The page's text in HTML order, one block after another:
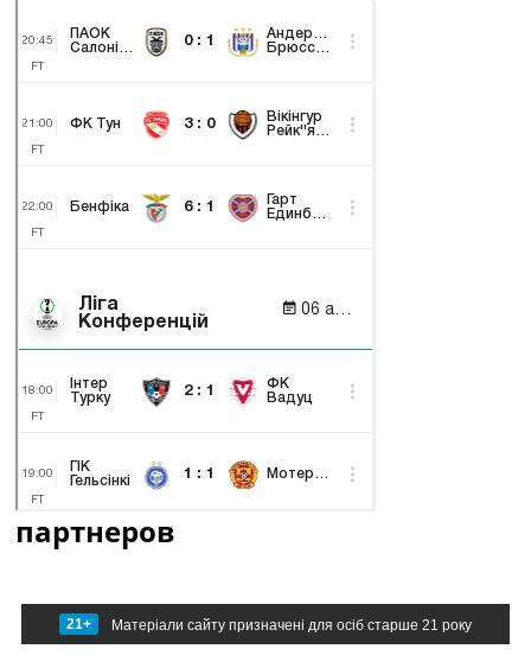
партнеров
21+ Матеріали сайту призначені для осіб старше 21 року